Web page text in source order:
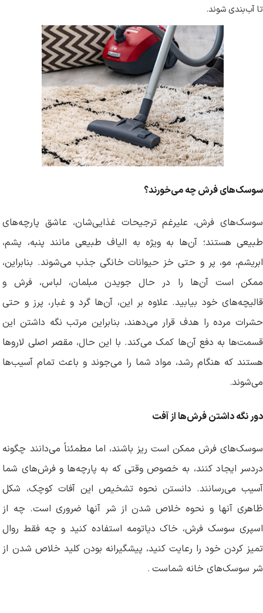
تا آب‌بندی شوند.
سوسک‌های فرش چه می‌خورند؟
سوسک‌های فرش، علیرغم ترجیحات غذایی‌شان، عاشق پارچه‌های
طبیعی هستند؛ آن‌ها به ویژه به الیاف طبیعی مانند پنبه، پشم،
ابریشم، مو، پر و حتی خز حیوانات خانگی جذب می‌شوند. بنابراین،
ممکن است آن‌ها را در حال جویدن مبلمان، لباس، فرش و
قالیچه‌های خود بیابید. علاوه بر این، آن‌ها گرد و غبار، پرز و حتی
حشرات مرده را هدف قرار می‌دهند، بنابراین مرتب نگه داشتن این
قسمت‌ها به دفع آن‌ها کمک می‌کند. با این حال، مقصر اصلی لاروها
هستند که هنگام رشد، مواد شما را می‌جوند و باعث تمام آسیب‌ها
می‌شوند.
دور نگه داشتن فرش‌ها از آفت
سوسک‌های فرش ممکن است ریز باشند، اما مطمئناً می‌دانند چگونه
دردسر ایجاد کنند، به خصوص وقتی که به پارچه‌ها و فرش‌های شما
آسیب می‌رسانند. دانستن نحوه تشخیص این آفات کوچک، شکل
ظاهری آنها و نحوه خلاص شدن از شر آنها ضروری است. چه از
اسپری سوسک فرش، خاک دیاتومه استفاده کنید و چه فقط روال
تمیز کردن خود را رعایت کنید، پیشگیرانه بودن کلید خلاص شدن از
شر سوسک‌های خانه شماست .